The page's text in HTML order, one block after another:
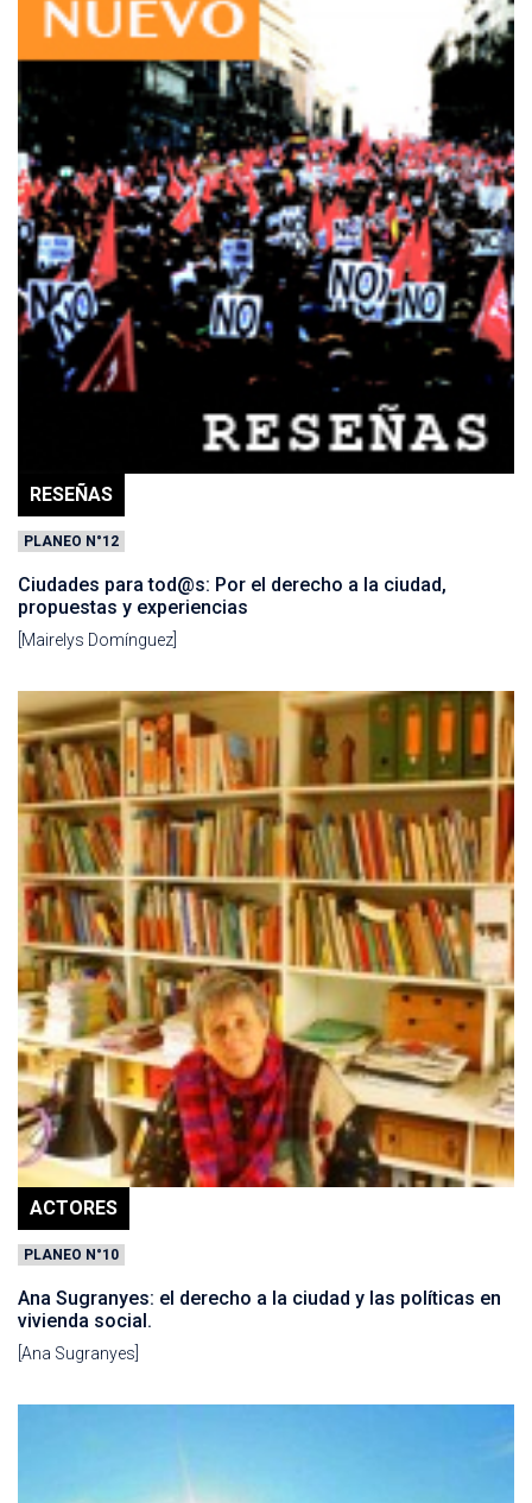
RESEÑAS
PLANEO N°12
Ciudades para tod@s: Por el derecho a la ciudad,
propuestas y experiencias
[Mairelys Domínguez]
ACTORES
PLANEO N°10
Ana Sugranyes: el derecho a la ciudad y las políticas en
vivienda social.
[Ana Sugranyes]